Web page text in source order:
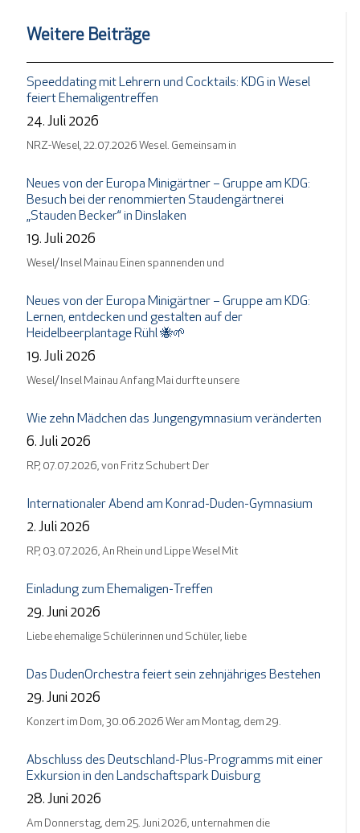
Weitere Beiträge
Speeddating mit Lehrern und Cocktails: KDG in Wesel
feiert Ehemaligentreffen
24. Juli 2026
NRZ-Wesel, 22.07.2026 Wesel. Gemeinsam in
Neues von der Europa Minigärtner – Gruppe am KDG:
Besuch bei der renommierten Staudengärtnerei
„Stauden Becker“ in Dinslaken
19. Juli 2026
Wesel/ Insel Mainau Einen spannenden und
Neues von der Europa Minigärtner – Gruppe am KDG:
Lernen, entdecken und gestalten auf der
Heidelbeerplantage Rühl 🐝🌱
19. Juli 2026
Wesel/ Insel Mainau Anfang Mai durfte unsere
Wie zehn Mädchen das Jungengymnasium veränderten
6. Juli 2026
RP, 07.07.2026, von Fritz Schubert Der
Internationaler Abend am Konrad-Duden-Gymnasium
2. Juli 2026
RP, 03.07.2026, An Rhein und Lippe Wesel Mit
Einladung zum Ehemaligen-Treffen
29. Juni 2026
Liebe ehemalige Schülerinnen und Schüler, liebe
Das DudenOrchestra feiert sein zehnjähriges Bestehen
29. Juni 2026
Konzert im Dom, 30.06.2026 Wer am Montag, dem 29.
Abschluss des Deutschland-Plus-Programms mit einer
Exkursion in den Landschaftspark Duisburg
28. Juni 2026
Am Donnerstag, dem 25. Juni 2026, unternahmen die